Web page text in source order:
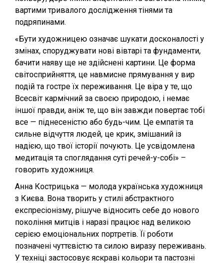
вартими тривалого дослідження тінями та
подряпинами.
«Бути художницею означає шукати досконалості у
змінах, споруджувати нові вівтарі та фундаменти,
бачити наяву ще не здійснені картини. Це форма
світосприйняття, це навмисне прямування у вир
подій та гостре їх переживання. Це віра у те, що
Всесвіт кармічний за своєю природою, і немає
іншої правди, аніж те, що він завжди повертає тобі
все — піднесеністю або будь-чим. Це емпатія та
сильне відчуття людей, це крик, змішаний із
надією, що твої історії почують. Це усвідомлена
медитація та споглядання суті речей-у-собі» –
говорить художниця.
Анна Кострицька — молода українська художниця
з Києва. Вона творить у стилі абстрактного
експресіонізму, рішуче відносить себе до нового
покоління митців і наразі працює над великою
серією емоціональних портретів. Її роботи
позначені чуттєвістю та силою виразу переживань.
У техніці застосовує яскраві кольори та пастозні